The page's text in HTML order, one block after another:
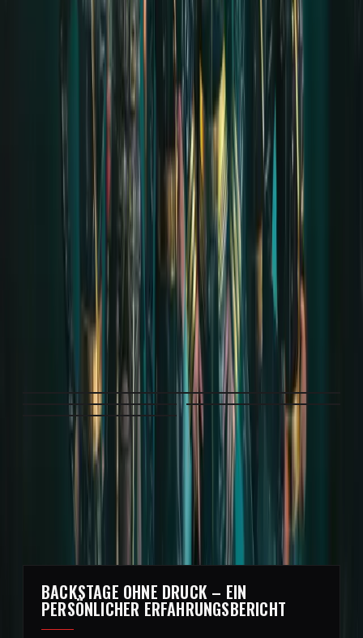
sie mir beigebracht haben, das Leben so sehr zu
URHEBERRECHT
Diese Aftershow Story ist urheberrechtlich geschützt
und darf nicht ohne das ausdrückliche Einverständnis
von LIFAD WORLD und Miriam (Originalverfasser)
anderweitig verarbeitet, vervielfältigt oder
veröffentlicht werden.
AFTERSHOW GALERIE
· KLICKE AUF EIN BILD ODER VIDEO, UM
ES IN VOLLER GRÖSSE ANZUSEHEN
WEITERE STORIES
BACKSTAGE OHNE DRUCK – EIN
PERSÖNLICHER ERFAHRUNGSBERICHT